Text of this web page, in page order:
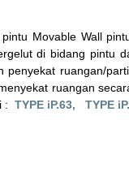
Movable Wall
di bidang pintu
ruangan/
ruangan
: TYPE iP.63, TYPE